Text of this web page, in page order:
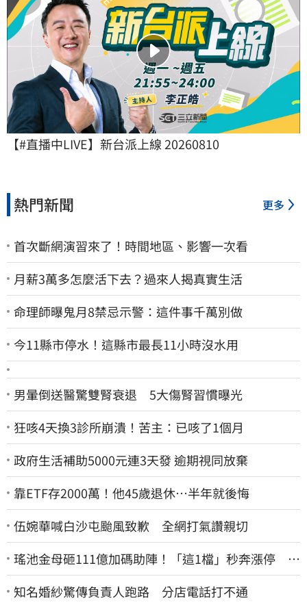
【#直播中LIVE】新台派上線 20260810
熱門新聞 更多
首次斷網演習來了！時間地區、影響一次看
月薪3萬多怎麼活下去？過來人揭真實生活
命理師曝鬼月8禁忌示警：這件事千萬別做
今11縣市停水！這縣市最長11小時沒水用
男暈倒送醫驚雙腎衰退 5大傷腎習慣曝光
狂咳4天換3診所崩潰！苦主：已咳了1個月
政府生活補助5000元連3天發 逾期視同放棄
靠ETF存2000萬！他45歲退休…半年就後悔
伍婉華喊白沙屯颱風致歉 全網打氣讚親切
瑤池金母砸111億加碼助陣！「這1檔」秒奔漲停 帶
領散熱雙雄點火
知名婚紗驚傳負責人跑路 分店電話打不通